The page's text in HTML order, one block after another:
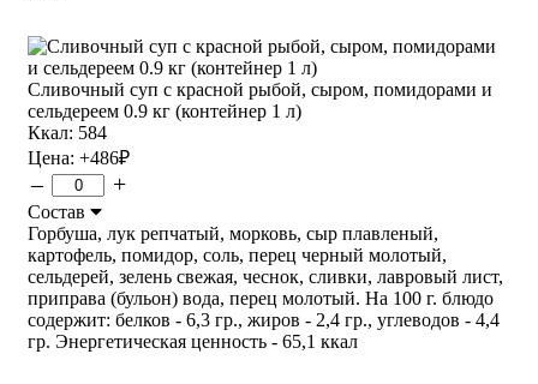
Сливочный суп с красной рыбой, сыром, помидорами и
сельдереем 0.9 кг (контейнер 1 л)
Ккал: 584
Цена: +486₽
– +
Состав
Горбуша, лук репчатый, морковь, сыр плавленый,
картофель, помидор, соль, перец черный молотый,
сельдерей, зелень свежая, чеснок, сливки, лавровый лист,
приправа (бульон) вода, перец молотый. На 100 г. блюдо
содержит: белков - 6,3 гр., жиров - 2,4 гр., углеводов - 4,4
гр. Энергетическая ценность - 65,1 ккал